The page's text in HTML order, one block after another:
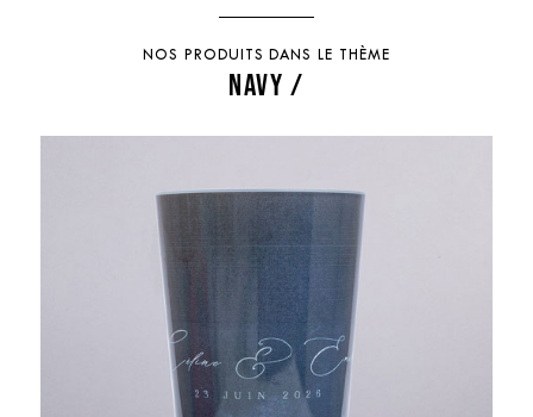
NOS PRODUITS DANS LE THÈME
NAVY /